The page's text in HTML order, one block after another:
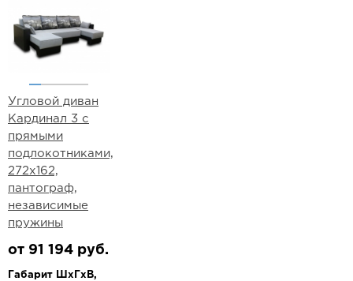
Угловой диван
Кардинал 3 с
прямыми
подлокотниками,
272х162,
пантограф,
независимые
пружины
от 91 194 руб.
Габарит ШхГхВ,